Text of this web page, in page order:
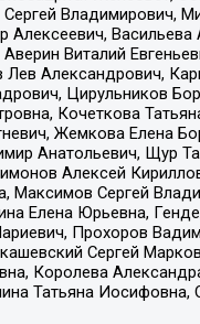
Васильева
Виталий
Александрович,
Цирульников
Кочеткова
Жемкова Елена
Анатольевич, Щур
Алексей
Сергей
Елена Юрьевна,
Прохоров
Сергей
Королева
Татьяна